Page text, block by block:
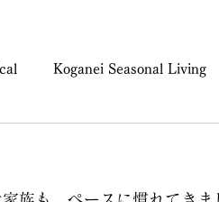
Koganei Seasonal Living